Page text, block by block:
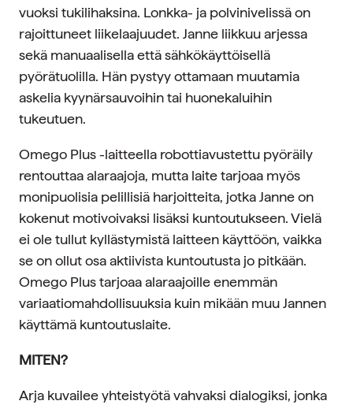
vuoksi tukilihaksina. Lonkka- ja polvinivelissä on
rajoittuneet liikelaajuudet. Janne liikkuu arjessa
sekä manuaalisella että sähkökäyttöisellä
pyörätuolilla. Hän pystyy ottamaan muutamia
askelia kyynärsauvoihin tai huonekaluihin
tukeutuen.
Omego Plus -laitteella robottiavustettu pyöräily
rentouttaa alaraajoja, mutta laite tarjoaa myös
monipuolisia pelillisiä harjoitteita, jotka Janne on
kokenut motivoivaksi lisäksi kuntoutukseen. Vielä
ei ole tullut kyllästymistä laitteen käyttöön, vaikka
se on ollut osa aktiivista kuntoutusta jo pitkään.
Omego Plus tarjoaa alaraajoille enemmän
variaatiomahdollisuuksia kuin mikään muu Jannen
käyttämä kuntoutuslaite.
MITEN?
Arja kuvailee yhteistyötä vahvaksi dialogiksi, jonka